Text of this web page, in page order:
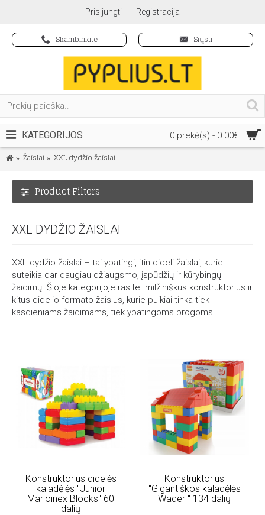
Prisijungti Registracija
Skambinkite Siųsti
0 prekė(s) - 0.00€
KATEGORIJOS
Žaislai XXL dydžio žaislai
Product Filters
XXL DYDŽIO ŽAISLAI
XXL dydžio žaislai – tai ypatingi, itin dideli žaislai, kurie
suteikia dar daugiau džiaugsmo, įspūdžių ir kūrybingų
žaidimų. Šioje kategorijoje rasite milžiniškus konstruktorius ir
kitus didelio formato žaislus, kurie puikiai tinka tiek
kasdieniams žaidimams, tiek ypatingoms progoms.
Konstruktorius didelės
kaladėlės "Junior
Marioinex Blocks" 60
dalių
Konstruktorius
"Gigantiškos kaladėlės
Wader " 134 dalių